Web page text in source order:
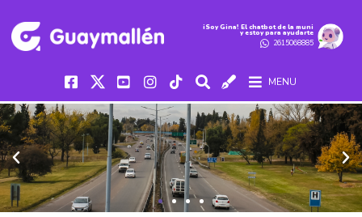
iSoy Gina! El chatbot de la muni
y estoy para ayudarte
2615068885
MENU